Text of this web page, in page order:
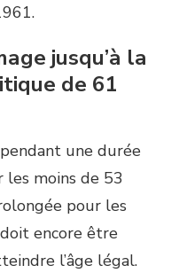
jusqu’à la
de 61
pendant une durée
les moins de 53
pour les
encore être
l’âge légal.